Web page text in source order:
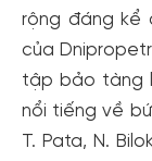
rộng đáng kể
của
tập bảo tàng
nổi tiếng về
T. Pata, N.